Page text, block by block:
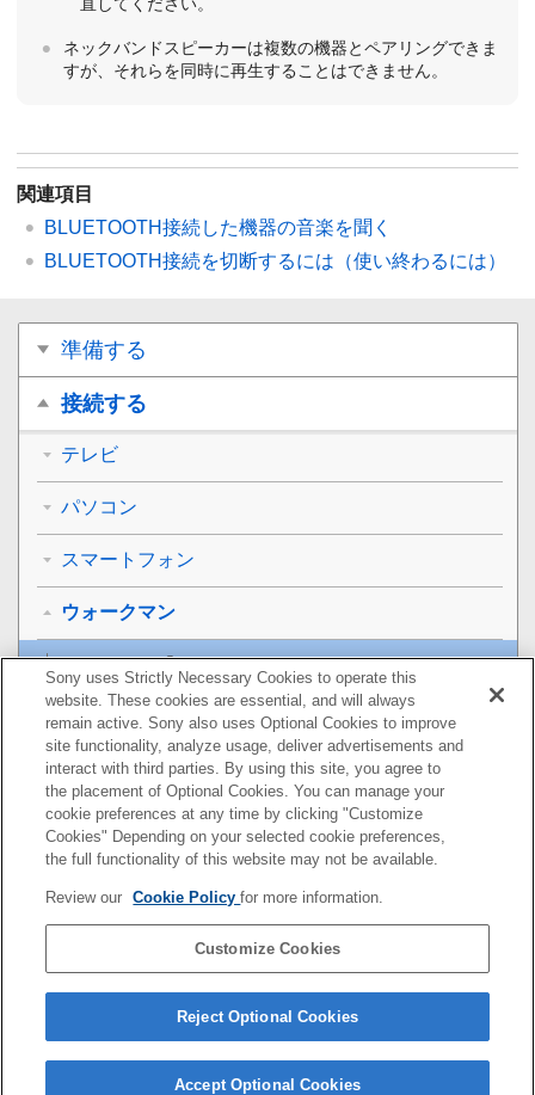
ネックバンドスピーカーは複数の機器とペアリングできま
すが、それらを同時に再生することはできません。
関連項目
BLUETOOTH接続した機器の音楽を聞く
BLUETOOTH接続を切断するには（使い終わるには）
準備する
接続する
テレビ
パソコン
スマートフォン
ウォークマン
ウォークマン® をBLUETOOTH接続する
ペアリング（機器登録）済みのウォークマン ®を
BLUETOOTH接続する
マルチポイント接続
音楽を聞く
通話する
困ったときは／よくある質問
Sony uses Strictly Necessary Cookies to operate this
website. These cookies are essential, and will always
remain active. Sony also uses Optional Cookies to improve
site functionality, analyze usage, deliver advertisements and
interact with third parties. By using this site, you agree to
the placement of Optional Cookies. You can manage your
cookie preferences at any time by clicking "Customize
Cookies" Depending on your selected cookie preferences,
the full functionality of this website may not be available.
Review our Cookie Policyfor more information.
Customize Cookies
Reject Optional Cookies
Accept Optional Cookies